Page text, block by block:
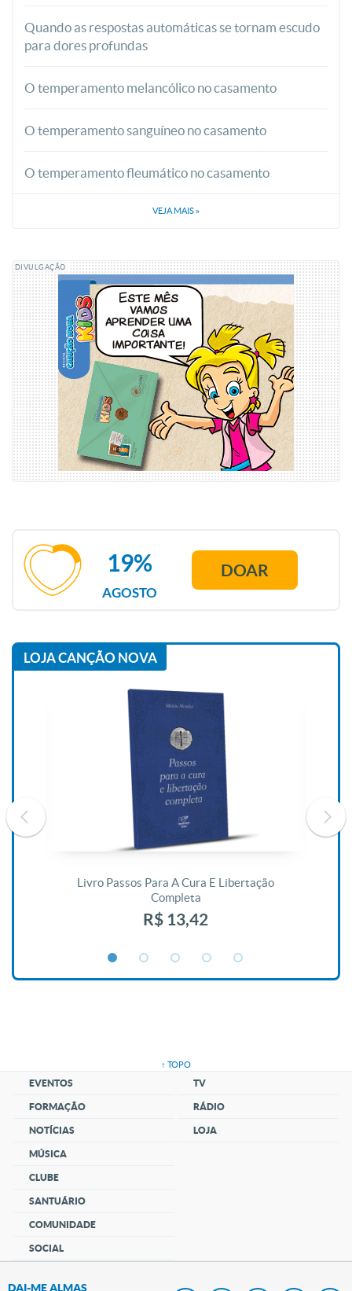
Quando as respostas automáticas se tornam escudo
para dores profundas
O temperamento melancólico no casamento
O temperamento sanguíneo no casamento
O temperamento fleumático no casamento
VEJA MAIS »
DIVULGAÇÃO
AGOSTO
19% DOAR
LOJA CANÇÃO NOVA
Livro Passos Para A Cura E Libertação
Completa
R$ 13,42
↑ TOPO
EVENTOS
FORMAÇÃO
NOTÍCIAS
MÚSICA
CLUBE
SANTUÁRIO
COMUNIDADE
SOCIAL
TV
RÁDIO
LOJA
DAI-ME ALMAS